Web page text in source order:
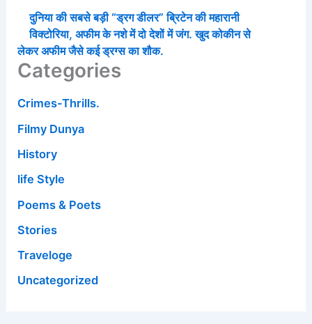
दुनिया की सबसे बड़ी “ड्रग डीलर” ब्रिटेन की महारानी
विक्टोरिया, अफीम के नशे में दो देशों में जंग. खुद कोकीन से
लेकर अफीम जैसे कई ड्रग्स का शौक.
Categories
Crimes-Thrills.
Filmy Dunya
History
life Style
Poems & Poets
Stories
Traveloge
Uncategorized